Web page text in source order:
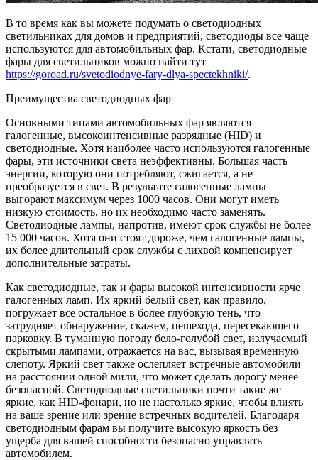
В то время как вы можете подумать о светодиодных
светильниках для домов и предприятий, светодиоды все чаще
используются для автомобильных фар. Кстати, светодиодные
фары для светильников можно найти тут
https://goroad.ru/svetodiodnye-fary-dlya-spectekhniki/.
Преимущества светодиодных фар
Основными типами автомобильных фар являются
галогенные, высокоинтенсивные разрядные (HID) и
светодиодные. Хотя наиболее часто используются галогенные
фары, эти источники света неэффективны. Большая часть
энергии, которую они потребляют, сжигается, а не
преобразуется в свет. В результате галогенные лампы
выгорают максимум через 1000 часов. Они могут иметь
низкую стоимость, но их необходимо часто заменять.
Светодиодные лампы, напротив, имеют срок службы не более
15 000 часов. Хотя они стоят дороже, чем галогенные лампы,
их более длительный срок службы с лихвой компенсирует
дополнительные затраты.
Как светодиодные, так и фары высокой интенсивности ярче
галогенных ламп. Их яркий белый свет, как правило,
погружает все остальное в более глубокую тень, что
затрудняет обнаружение, скажем, пешехода, пересекающего
парковку. В туманную погоду бело-голубой свет, излучаемый
скрытыми лампами, отражается на вас, вызывая временную
слепоту. Яркий свет также ослепляет встречные автомобили
на расстоянии одной мили, что может сделать дорогу менее
безопасной. Светодиодные светильники почти такие же
яркие, как HID-фонари, но не настолько яркие, чтобы влиять
на ваше зрение или зрение встречных водителей. Благодаря
светодиодным фарам вы получите высокую яркость без
ущерба для вашей способности безопасно управлять
автомобилем.